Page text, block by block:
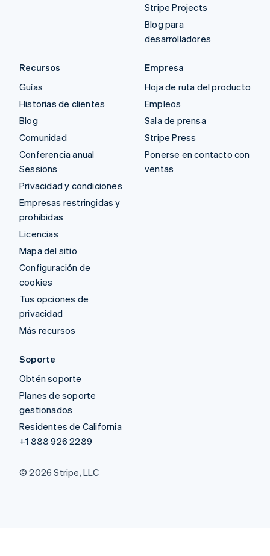
Stripe Projects
Blog para
desarrolladores
Recursos
Guías
Historias de clientes
Blog
Comunidad
Conferencia anual
Sessions
Privacidad y condiciones
Empresas restringidas y
prohibidas
Licencias
Mapa del sitio
Configuración de
cookies
Tus opciones de
privacidad
Más recursos
Empresa
Hoja de ruta del producto
Empleos
Sala de prensa
Stripe Press
Ponerse en contacto con
ventas
Soporte
Obtén soporte
Planes de soporte
gestionados
Residentes de California
+1 888 926 2289
© 2026 Stripe, LLC